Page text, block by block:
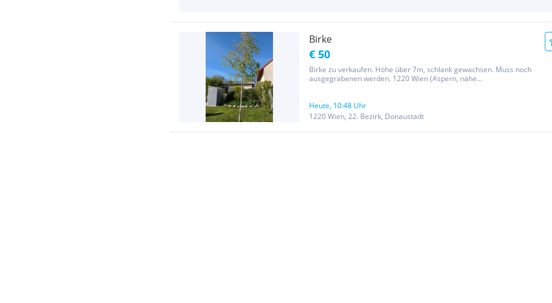
Birke
€ 50
Birke zu verkaufen. Höhe über 7m, schlank gewachsen. Muss noch
ausgegrabenen werden. 1220 Wien (Aspern, nähe
Heute, 10:48 Uhr
1220 Wien, 22. Bezirk, Donaustadt